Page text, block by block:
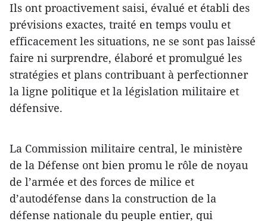
Ils ont proactivement saisi, évalué et établi des
prévisions exactes, traité en temps voulu et
efficacement les situations, ne se sont pas laissé
faire ni surprendre, élaboré et promulgué les
stratégies et plans contribuant à perfectionner
la ligne politique et la législation militaire et
défensive.
La Commission militaire central, le ministère
de la Défense ont bien promu le rôle de noyau
de l’armée et des forces de milice et
d’autodéfense dans la construction de la
défense nationale du peuple entier, qui